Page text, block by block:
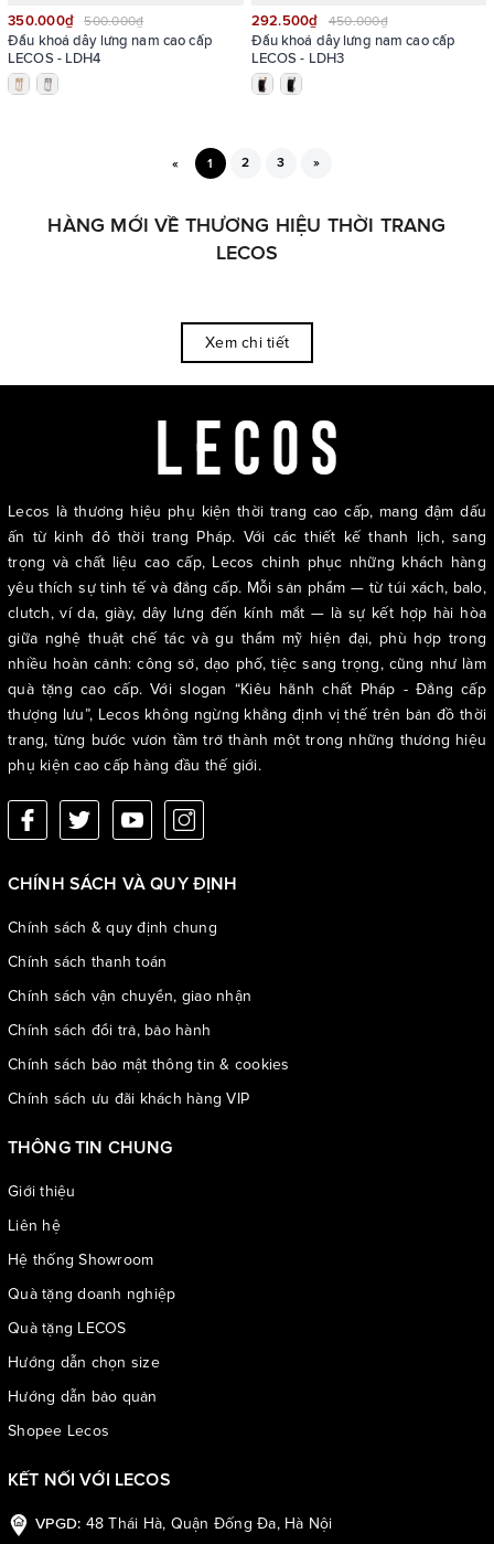
350.000₫ 500.000₫
Đầu khoá dây lưng nam cao cấp
LECOS - LDH4
292.500₫ 450.000₫
Đầu khoá dây lưng nam cao cấp
LECOS - LDH3
« 1 2 3 »
HÀNG MỚI VỀ THƯƠNG HIỆU THỜI TRANG
LECOS
Xem chi tiết
Lecos là thương hiệu phụ kiện thời trang cao cấp, mang đậm dấu
ấn từ kinh đô thời trang Pháp. Với các thiết kế thanh lịch, sang
trọng và chất liệu cao cấp, Lecos chinh phục những khách hàng
yêu thích sự tinh tế và đẳng cấp. Mỗi sản phẩm — từ túi xách, balo,
clutch, ví da, giày, dây lưng đến kính mắt — là sự kết hợp hài hòa
giữa nghệ thuật chế tác và gu thẩm mỹ hiện đại, phù hợp trong
nhiều hoàn cảnh: công sở, dạo phố, tiệc sang trọng, cũng như làm
quà tặng cao cấp. Với slogan “Kiêu hãnh chất Pháp - Đẳng cấp
thượng lưu”, Lecos không ngừng khẳng định vị thế trên bản đồ thời
trang, từng bước vươn tầm trở thành một trong những thương hiệu
phụ kiện cao cấp hàng đầu thế giới.
CHÍNH SÁCH VÀ QUY ĐỊNH
Chính sách & quy định chung
Chính sách thanh toán
Chính sách vận chuyển, giao nhận
Chính sách đổi trả, bảo hành
Chính sách bảo mật thông tin & cookies
Chính sách ưu đãi khách hàng VIP
THÔNG TIN CHUNG
Giới thiệu
Liên hệ
Hệ thống Showroom
Quà tặng doanh nghiệp
Quà tặng LECOS
Hướng dẫn chọn size
Hướng dẫn bảo quản
Shopee Lecos
KẾT NỐI VỚI LECOS
VPGD: 48 Thái Hà, Quận Đống Đa, Hà Nội